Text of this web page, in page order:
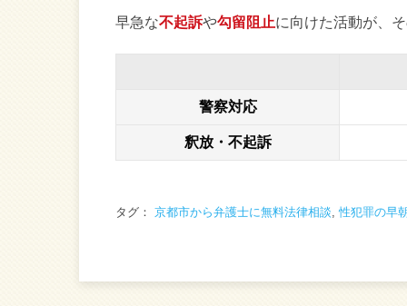
早急な不起訴や勾留阻止に向けた活動が、
警察対応
釈放・不起訴
タグ： 京都市から弁護士に無料法律相談 ,性犯罪の早